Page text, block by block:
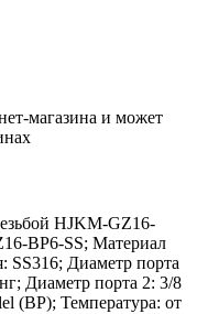
магазина и может
HJKM-GZ16-
BP6-SS; Материал
SS316; Диаметр порта
Диаметр порта 2: 3/8
(BP); Температура: от